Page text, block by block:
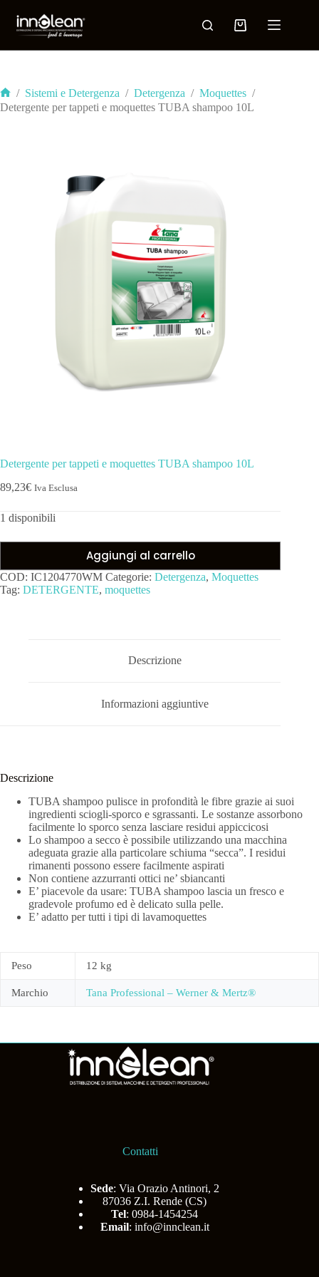
/ Sistemi e Detergenza / Detergenza / Moquettes /
Detergente per tappeti e moquettes TUBA shampoo 10L
Detergente per tappeti e moquettes TUBA shampoo 10L
89,23€ Iva Esclusa
1 disponibili
Aggiungi al carrello
COD: IC1204770WM Categorie: Detergenza, Moquettes
Tag: DETERGENTE, moquettes
Descrizione
Informazioni aggiuntive
Descrizione
TUBA shampoo pulisce in profondità le fibre grazie ai suoi
ingredienti sciogli-sporco e sgrassanti. Le sostanze assorbono
facilmente lo sporco senza lasciare residui appiccicosi
Lo shampoo a secco è possibile utilizzando una macchina
adeguata grazie alla particolare schiuma “secca”. I residui
rimanenti possono essere facilmente aspirati
Non contiene azzurranti ottici ne’ sbiancanti
E’ piacevole da usare: TUBA shampoo lascia un fresco e
gradevole profumo ed è delicato sulla pelle.
E’ adatto per tutti i tipi di lavamoquettes
Peso 12 kg
Marchio Tana Professional – Werner & Mertz®
Contatti
Sede: Via Orazio Antinori, 2
87036 Z.I. Rende (CS)
Tel: 0984-1454254
Email: info@innclean.it